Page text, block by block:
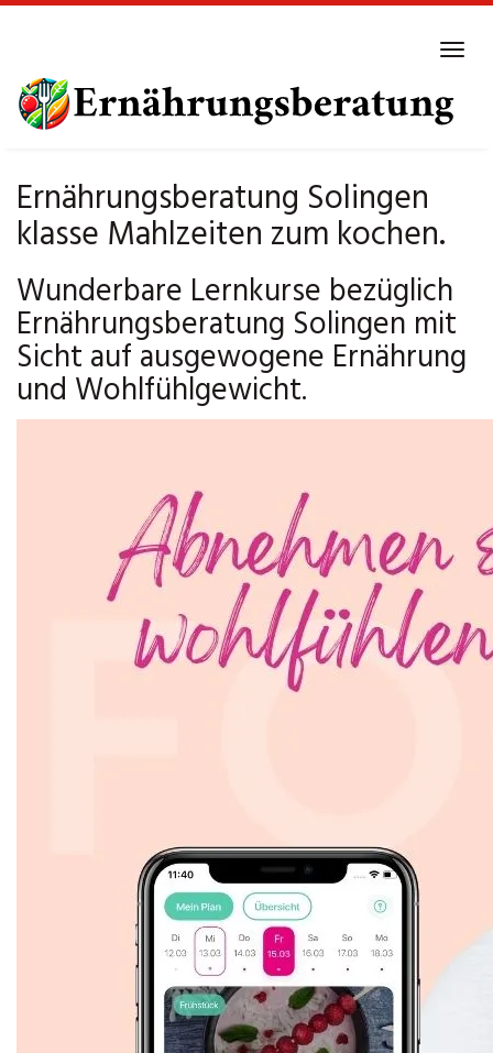
main
content
Ernährungsberatung Solingen
klasse Mahlzeiten zum kochen.
Wunderbare Lernkurse bezüglich
Ernährungsberatung Solingen mit
Sicht auf ausgewogene Ernährung
und Wohlfühlgewicht.